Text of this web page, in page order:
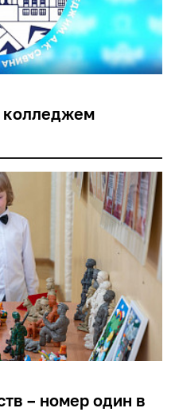
колледжем
– номер один в